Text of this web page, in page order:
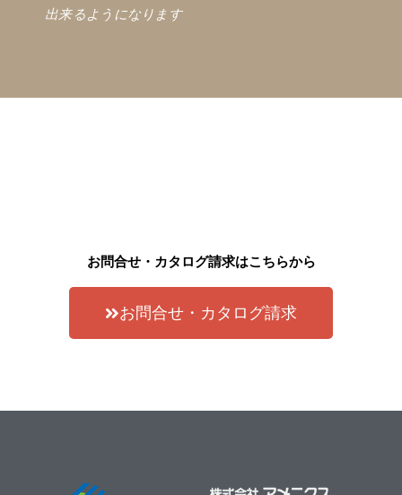
出来るようになります
お問合せ・カタログ請求はこちらから
お問合せ・カタログ請求